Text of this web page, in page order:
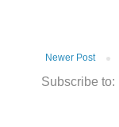
Newer Post
Subscribe to: